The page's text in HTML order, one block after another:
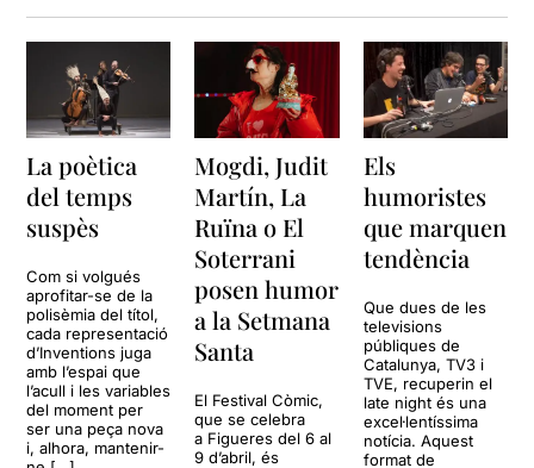
La poètica
del temps
suspès
Com si volgués
aprofitar-se de la
polisèmia del títol,
cada representació
d’Inventions juga
amb l’espai que
l’acull i les variables
del moment per
ser una peça nova
i, alhora, mantenir-
Mogdi, Judit
Martín, La
Ruïna o El
Soterrani
posen humor
a la Setmana
Santa
El Festival Còmic,
que se celebra
a Figueres del 6 al
9 d’abril, és
Els
humoristes
que marquen
tendència
Que dues de les
televisions
públiques de
Catalunya, TV3 i
TVE, recuperin el
late night és una
excel·lentíssima
notícia. Aquest
format de